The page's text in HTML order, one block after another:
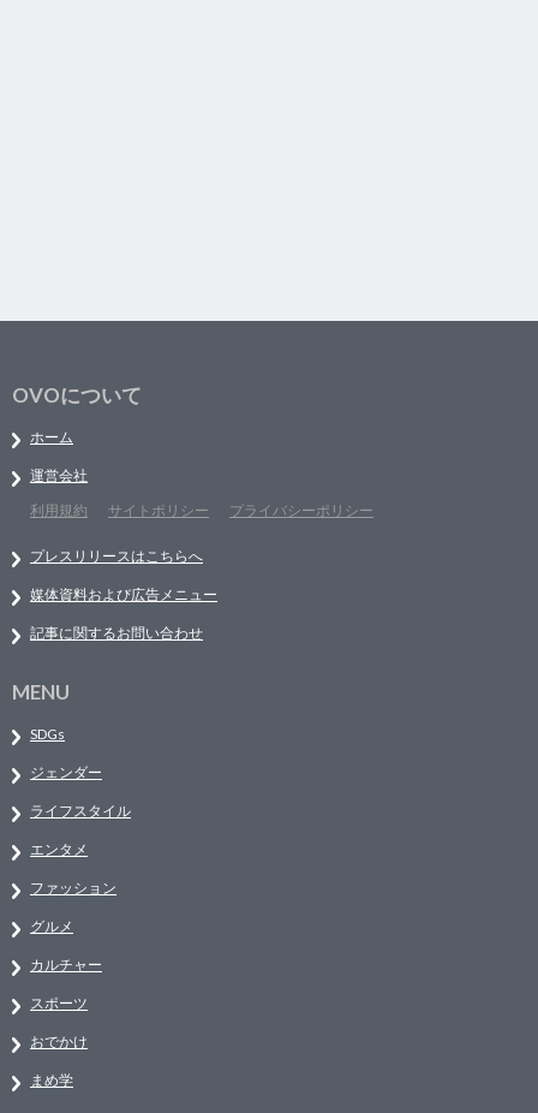
OVOについて
ホーム
運営会社
利用規約
サイトポリシー プライバシーポリシー
プレスリリースはこちらへ
媒体資料および広告メニュー
記事に関するお問い合わせ
MENU
SDGs
ジェンダー
ライフスタイル
エンタメ
ファッション
グルメ
カルチャー
スポーツ
おでかけ
まめ学